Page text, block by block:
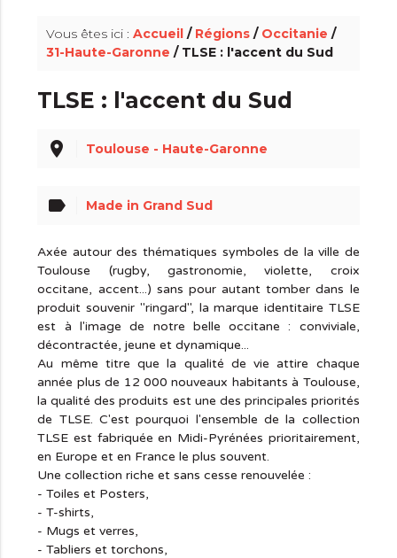
Vous êtes ici :Accueil / Régions / Occitanie /
31-Haute-Garonne / TLSE : l'accent du Sud
TLSE : l'accent du Sud
place Toulouse - Haute-Garonne
label Made in Grand Sud
Axée autour des thématiques symboles de la ville de
Toulouse (rugby, gastronomie, violette, croix
occitane, accent...) sans pour autant tomber dans le
produit souvenir "ringard", la marque identitaire TLSE
est à l'image de notre belle occitane : conviviale,
décontractée, jeune et dynamique...
Au même titre que la qualité de vie attire chaque
année plus de 12 000 nouveaux habitants à Toulouse,
la qualité des produits est une des principales priorités
de TLSE. C'est pourquoi l'ensemble de la collection
TLSE est fabriquée en Midi-Pyrénées prioritairement,
en Europe et en France le plus souvent.
Une collection riche et sans cesse renouvelée :
- Toiles et Posters,
- T-shirts,
- Mugs et verres,
- Tabliers et torchons,